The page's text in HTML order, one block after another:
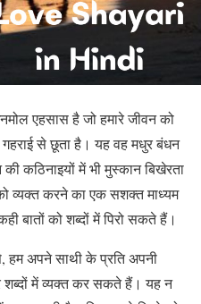
एहसास है जो हमारे जीवन को
गहराई से छूता है। यह वह मधुर बंधन
कठिनाइयों में भी मुस्कान बिखेरता
व्यक्त करने का एक सशक्त माध्यम
बातों को शब्दों में पिरो सकते हैं।
हम अपने साथी के प्रति अपनी
में व्यक्त कर सकते हैं। यह न